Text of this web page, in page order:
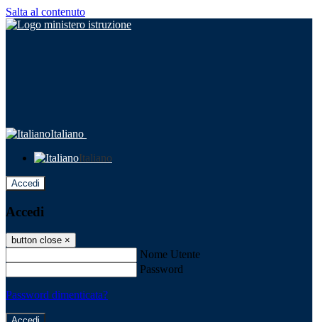
Salta al contenuto
Italiano
Italiano
Accedi
Accedi
button close ×
Nome Utente
Password
Password dimenticata?